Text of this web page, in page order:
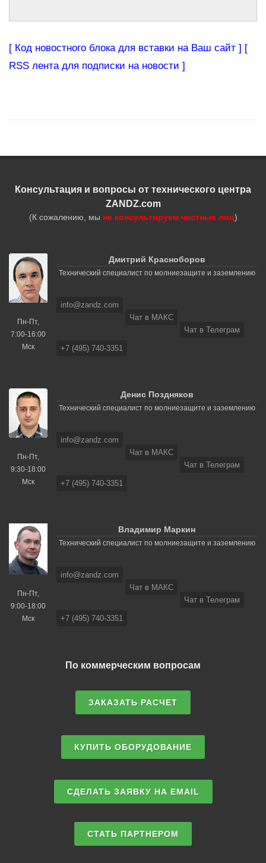
[ Код новостного блока для вставки на Ваш сайт ] [
RSS лента для подписки на новости ]
Консультация и вопросы от технического центра
ZANDZ.com
(К сожалению, мы не консультируем частных лиц)
Пн-Пт,
7:00-16:00
Мск
Дмитрий Красноборов
Технический специалист по молниезащите и заземлению
info@zandz.com
Чат в МАКС
Чат в Телеграм
+7 (495) 740-3351
Пн-Пт,
9:30-18:00
Мск
Денис Поздняков
Технический специалист по молниезащите и заземлению
info@zandz.com
Чат в МАКС
Чат в Телеграм
+7 (495) 740-3351
Пн-Пт,
9:00-18:00
Мск
Владимир Маркин
Технический специалист по молниезащите и заземлению
info@zandz.com
Чат в МАКС
Чат в Телеграм
+7 (495) 740-3351
По коммерческим вопросам
ЗАКАЗАТЬ РАСЧЕТ
КУПИТЬ ОБОРУДОВАНИЕ
СДЕЛАТЬ ЗАЯВКУ НА EMAIL
СТАТЬ ПАРТНЕРОМ